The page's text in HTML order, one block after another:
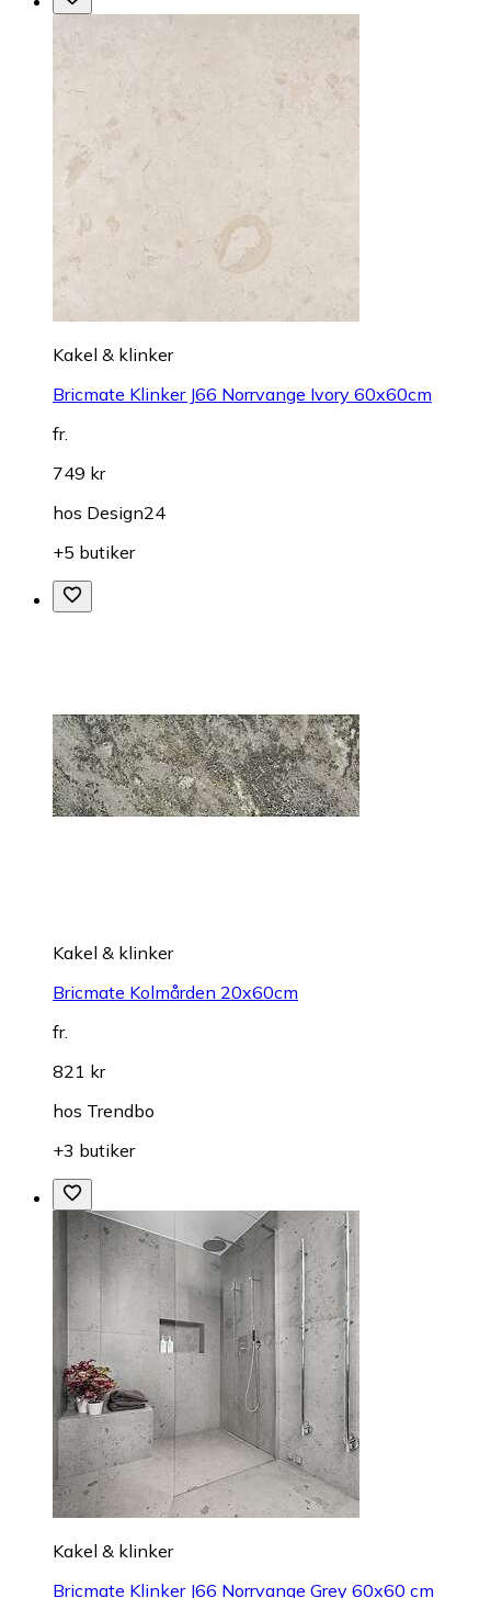
Kakel & klinker
Bricmate Klinker J66 Norrvange Ivory 60x60cm
fr.
749 kr
hos Design24
+5 butiker
Kakel & klinker
Bricmate Kolmården 20x60cm
fr.
821 kr
hos Trendbo
+3 butiker
Kakel & klinker
Bricmate Klinker J66 Norrvange Grey 60x60 cm